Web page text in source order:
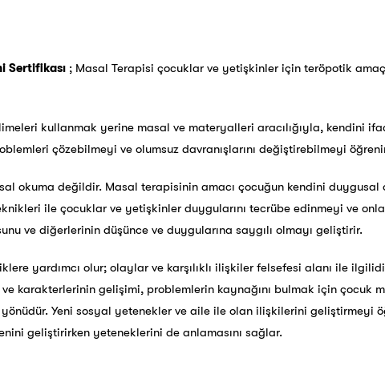
Sertifikası ; Masal Terapisi çocuklar ve yetişkinler için teröpotik
kullanmak yerine masal ve materyalleri aracılığıyla, kendini
çözebilmeyi ve olumsuz davranışlarını değiştirebilmeyi
okuma değildir. Masal terapisinin amacı çocuğun kendini
ile çocuklar ve yetişkinler duygularını tecrübe edinmeyi ve
ve diğerlerinin düşünce ve duygularına saygılı olmayı geliştirir.
yardımcı olur; olaylar ve karşılıklı ilişkiler felsefesi alanı ile
karakterlerinin gelişimi, problemlerin kaynağını bulmak için çocuk
Yeni sosyal yetenekler ve aile ile olan ilişkilerini geliştirmeyi
geliştirirken yeteneklerini de anlamasını sağlar.